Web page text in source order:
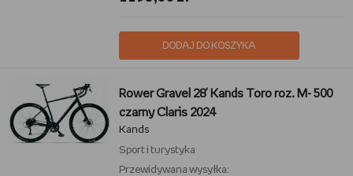
DODAJ DO KOSZYKA
Rower Gravel 28' Kands Toro roz. M- 500
czarny Claris 2024
Kands
Sport i turystyka
Przewidywana wysyłka: